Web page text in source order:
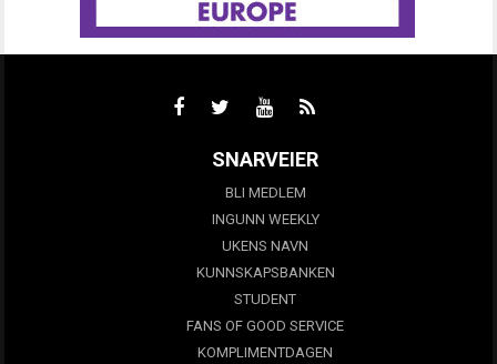
SNARVEIER
BLI MEDLEM
INGUNN WEEKLY
UKENS NAVN
KUNNSKAPSBANKEN
STUDENT
FANS OF GOOD SERVICE
KOMPLIMENTDAGEN